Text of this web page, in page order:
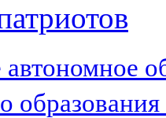
образования